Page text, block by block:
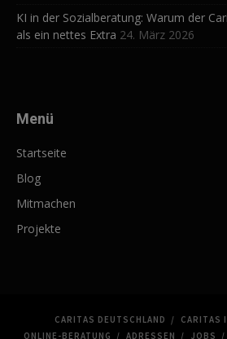
KI in der Sozialberatung: Warum der
als ein nettes Extra 24. März 2026
Menü
Startseite
Blog
Mitmachen
Projekte
CARITAS DEUTSCHLAND
CARITAS
ONLINE-BERATUNG
ADRESSEN JOBS